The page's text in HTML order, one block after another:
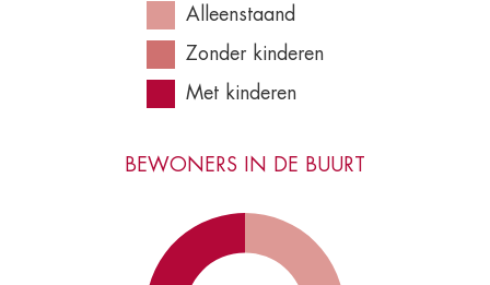
Alleenstaand
Zonder kinderen
Met kinderen
BEWONERS IN DE BUURT